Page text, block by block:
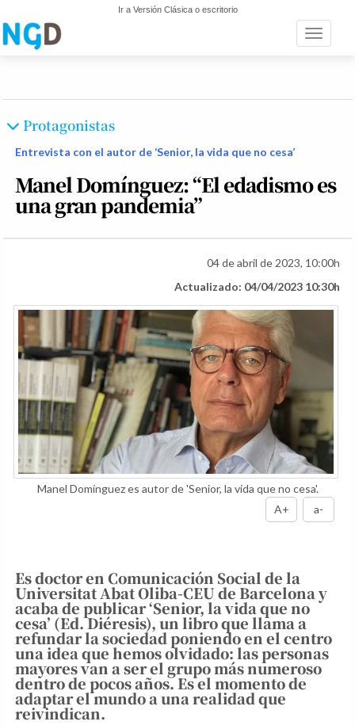
Ir a Versión Clásica o escritorio
Toggle
Protagonistas
Entrevista con el autor de ‘Senior, la vida que no cesa’
Manel Domínguez: “El edadismo es
una gran pandemia”
04 de abril de 2023, 10:00h
Actualizado: 04/04/2023 10:30h
Manel Domínguez es autor de 'Senior, la vida que no cesa'.
A+
a-
Es doctor en Comunicación Social de la
Universitat Abat Oliba-CEU de Barcelona y
acaba de publicar ‘Senior, la vida que no
cesa’ (Ed. Diéresis), un libro que llama a
refundar la sociedad poniendo en el centro
una idea que hemos olvidado: las personas
mayores van a ser el grupo más numeroso
dentro de pocos años. Es el momento de
adaptar el mundo a una realidad que
reivindican.